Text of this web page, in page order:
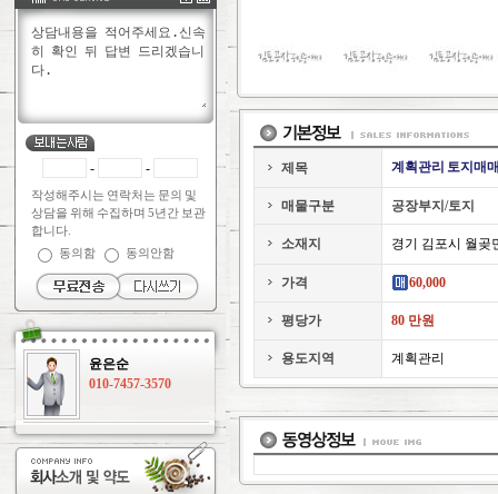
- -
작성해주시는 연락처는 문의 및
상담을 위해 수집하며 5년간 보관
합니다.
동의함
동의안함
윤은순
010-7457-3570
제목 계획관리 토지매
매물구분 공장부지/토지
소재지 경기 김포시 월곶
가격 60,000
평당가 80 만원
용도지역 계획관리